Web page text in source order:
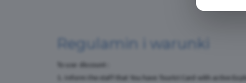
Regulamin i warunki
1. Inform the staff that You have Tourist Card with active